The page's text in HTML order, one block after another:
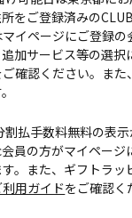
をご登録済みの
イページにご登録
加サービス等の選択
ご確認ください。ま
割払手数料無料の表
員の方がマイページ
。また、ギフトラ
利用ガイドをご確認く